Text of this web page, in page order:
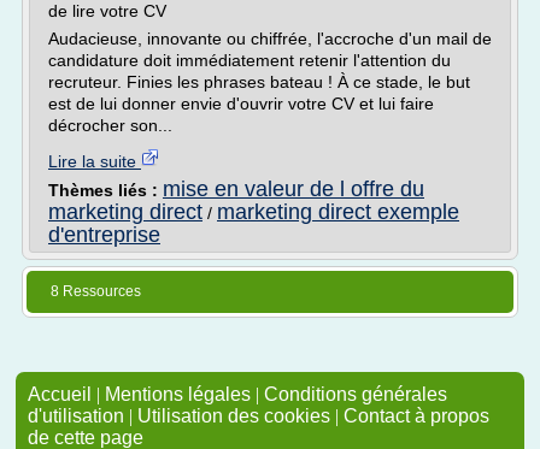
de lire votre CV
Audacieuse, innovante ou chiffrée, l'accroche d'un mail de
candidature doit immédiatement retenir l'attention du
recruteur. Finies les phrases bateau ! À ce stade, le but
est de lui donner envie d'ouvrir votre CV et lui faire
décrocher son...
Lire la suite
Thèmes liés : mise en valeur de l offre du
marketing direct / marketing direct exemple
d'entreprise
8 Ressources
Accueil | Mentions légales | Conditions générales
d'utilisation | Utilisation des cookies | Contact à propos
de cette page